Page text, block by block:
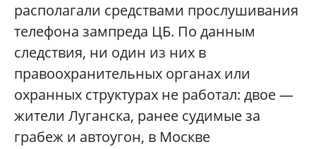
располагали средствами прослушивания
телефона зампреда ЦБ. По данным
следствия, ни один из них в
правоохранительных органах или
охранных структурах не работал: двое —
жители Луганска, ранее судимые за
грабеж и автоугон, в Москве